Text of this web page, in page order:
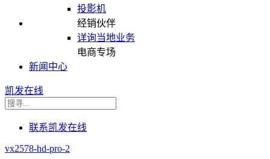
投影机
经销伙伴
详询当地业务
电商专场
新闻中心
凯发在线
联系凯发在线
vx2578-hd-pro-2